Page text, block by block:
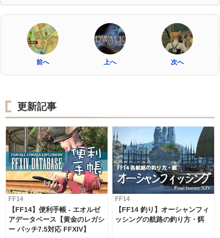
前へ 上へ 次へ
更新記事
FF14
【FF14】便利手帳 - エオルゼ
アデータベース【黄金のレガシ
ー パッチ7.5対応 FFXIV】
FF14
【FF14 釣り】オーシャンフィ
ッシングの航路の釣り方・餌